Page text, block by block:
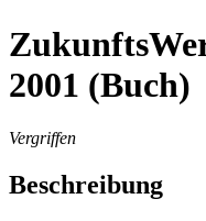
2001 (Buch)
Vergriffen
Beschreibung